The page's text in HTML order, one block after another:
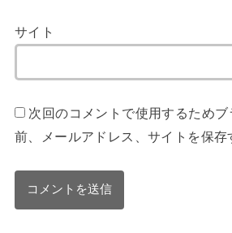
サイト
次回のコメントで使用するため
前、メールアドレス、サイトを保存